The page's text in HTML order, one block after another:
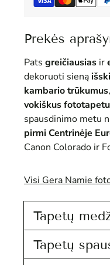
Prekės
Pats greičiausiasir
dekoruoti sieną
kambario trūkumus
vokiškus
spausdinimo metu
pirmi Centrinėje
Canon Colorado ir
Visi Gera Namie
Tapetų
Tapetų